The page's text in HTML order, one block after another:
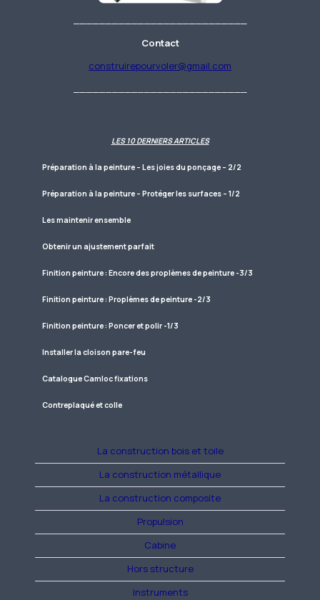
Contact
construirepourvoler@gmail.com
LES 10 DERNIERS ARTICLES
Préparation à la peinture – Les joies du ponçage – 2/2
Préparation à la peinture – Protéger les surfaces – 1/2
Les maintenir ensemble
Obtenir un ajustement parfait
Finition peinture : Encore des proplèmes de peinture -3/3
Finition peinture : Proplèmes de peinture -2/3
Finition peinture : Poncer et polir -1/3
Installer la cloison pare-feu
Catalogue Camloc fixations
Contreplaqué et colle
La construction bois et toile
La construction métallique
La construction composite
Propulsion
Cabine
Hors structure
Instruments